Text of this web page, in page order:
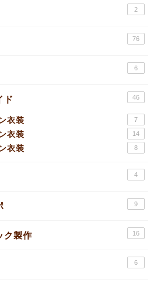
2
76
6
ド 46
衣装 7
衣装 14
衣装 8
4
9
ク製作 16
6